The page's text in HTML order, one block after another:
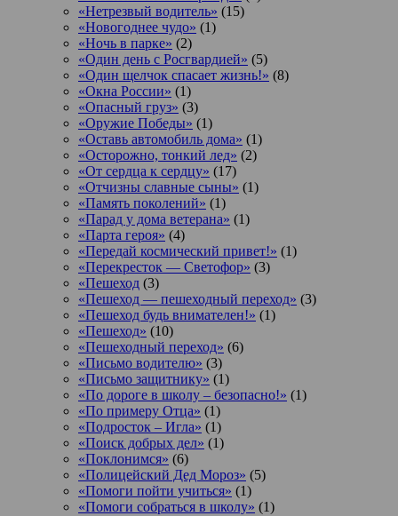
«Нетрезвый водитель» (15)
«Новогоднее чудо» (1)
«Ночь в парке» (2)
«Один день с Росгвардией» (5)
«Один щелчок спасает жизнь!» (8)
«Окна России» (1)
«Опасный груз» (3)
«Оружие Победы» (1)
«Оставь автомобиль дома» (1)
«Осторожно, тонкий лед» (2)
«От сердца к сердцу» (17)
«Отчизны славные сыны» (1)
«Память поколений» (1)
«Парад у дома ветерана» (1)
«Парта героя» (4)
«Передай космический привет!» (1)
«Перекресток — Светофор» (3)
«Пешеход (3)
«Пешеход — пешеходный переход» (3)
«Пешеход будь внимателен!» (1)
«Пешеход» (10)
«Пешеходный переход» (6)
«Письмо водителю» (3)
«Письмо защитнику» (1)
«По дороге в школу – безопасно!» (1)
«По примеру Отца» (1)
«Подросток ‒ Игла» (1)
«Поиск добрых дел» (1)
«Поклонимся» (6)
«Полицейский Дед Мороз» (5)
«Помоги пойти учиться» (1)
«Помоги собраться в школу» (1)